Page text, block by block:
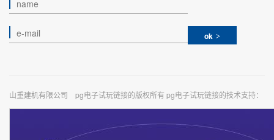
ok
山重建机有限公司 pg电子试玩链接的版权所有 pg电子试玩链接的技术支持：